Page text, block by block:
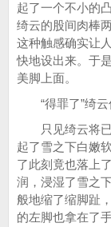
起了一个不小的
绮云的股间肉棒
这种触感确实让
快地设出来。于
美脚上面。
“得罪了”绮云
只见绮云将已
起了雪之下白嫩
了此刻竟也落上
润，浸湿了雪之
般地缩了缩脚趾
的左脚也拿在了